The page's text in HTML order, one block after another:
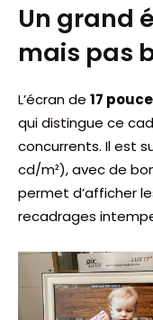
Un grand
mais pas
L’écran de 17
qui distingue ce
concurrents. Il est
cd/m²), avec de
permet d’afficher
recadrages